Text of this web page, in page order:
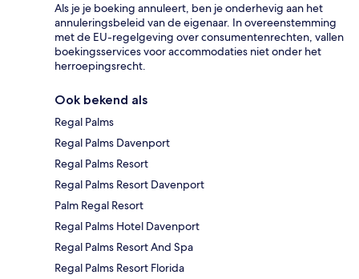
Als je je boeking annuleert, ben je onderhevig aan het
annuleringsbeleid van de eigenaar. In overeenstemming
met de EU-regelgeving over consumentenrechten, vallen
boekingsservices voor accommodaties niet onder het
herroepingsrecht.
Ook bekend als
Regal Palms
Regal Palms Davenport
Regal Palms Resort
Regal Palms Resort Davenport
Palm Regal Resort
Regal Palms Hotel Davenport
Regal Palms Resort And Spa
Regal Palms Resort Florida